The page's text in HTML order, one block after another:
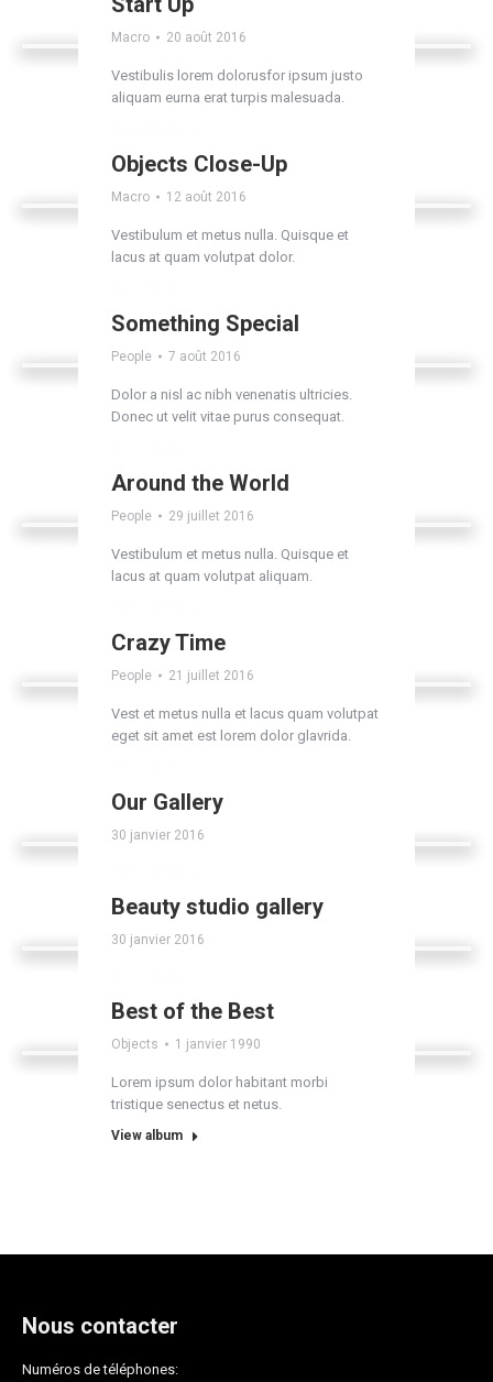
Macro 20 août 2016
Vestibulis lorem dolorusfor ipsum justo
aliquam eurna erat turpis malesuada.
Objects Close-Up
Macro 12 août 2016
Vestibulum et metus nulla. Quisque et
lacus at quam volutpat dolor.
Something Special
People 7 août 2016
Dolor a nisl ac nibh venenatis ultricies.
Donec ut velit vitae purus consequat.
Around the World
People 29 juillet 2016
Vestibulum et metus nulla. Quisque et
lacus at quam volutpat aliquam.
Crazy Time
People 21 juillet 2016
Vest et metus nulla et lacus quam volutpat
eget sit amet est lorem dolor glavrida.
Our Gallery
30 janvier 2016
Beauty studio gallery
30 janvier 2016
Best of the Best
Objects 1 janvier 1990
Lorem ipsum dolor habitant morbi
tristique senectus et netus.
View album
Nous contacter
Numéros de téléphones: